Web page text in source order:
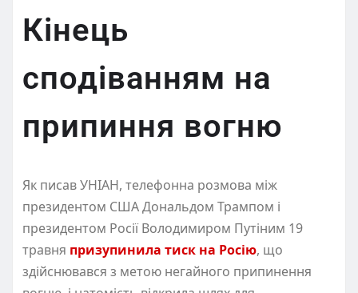
Кінець
сподіванням на
припиння вогню
Як писав УНІАН, телефонна розмова між
президентом США Дональдом Трампом і
президентом Росії Володимиром Путіним 19
травня призупинила тиск на Росію, що
здійснювався з метою негайного припинення